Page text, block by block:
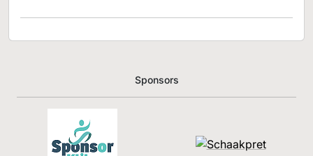
Sponsors